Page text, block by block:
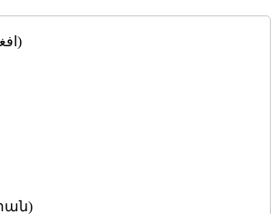
Afghanistan (افغانستان)